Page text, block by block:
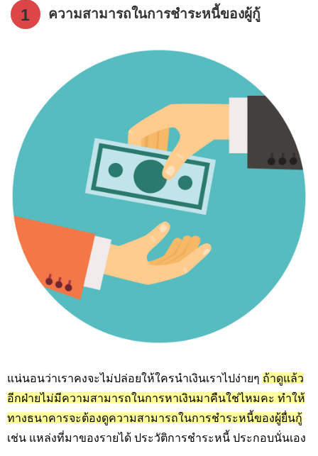
1 ความสามารถในการชำระหนี้ของผู้กู้
แน่นอนว่าเราคงจะไม่ปล่อยให้ใครนำเงินเราไปง่ายๆ ถ้าดูแล้ว
อีกฝ่ายไม่มีความสามารถในการหาเงินมาคืนใช่ไหมคะ ทำให้
ทางธนาคารจะต้องดูความสามารถในการชำระหนี้ของผู้ยื่นกู้
เช่น แหล่งที่มาของรายได้ ประวัติการชำระหนี้ ประกอบนั่นเอง